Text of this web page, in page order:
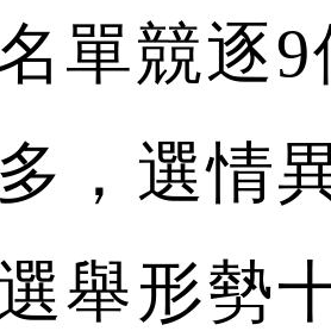
單競逐
，選情
舉形勢